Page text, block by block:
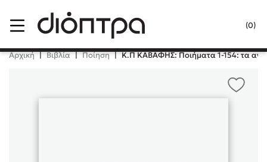
(0)
Κλείσιμο
Δημοφιλή Βιβλία
Αρχική | Βιβλία | Ποίηση | Κ.Π ΚΑΒΑΦΗΣ: Ποιήματα 1-154: τα